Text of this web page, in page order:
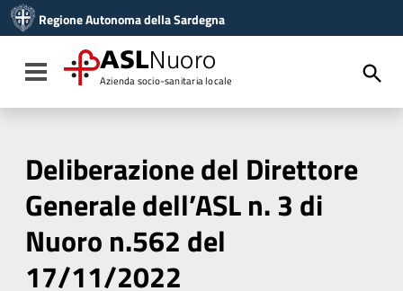
Vai al menu di navigazione
Vai al footer
Regione Autonoma della Sardegna
Toggle navigation
ASLNuoro
Azienda socio-sanitaria locale
Deliberazione del Direttore
Generale dell’ASL n. 3 di
Nuoro n.562 del
17/11/2022